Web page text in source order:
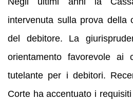
intervenuta sulla prova della
del debitore. La
orientamento favorevole ai
tutelante per i debitori.
Corte ha accentuato i